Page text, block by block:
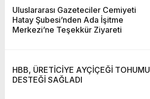
Uluslararası Gazeteciler Cemiyeti
Hatay Şubesi’nden Ada İşitme
Merkezi’ne Teşekkür Ziyareti
HBB, ÜRETİCİYE AYÇİÇEĞİ TOHUMU
DESTEĞİ SAĞLADI